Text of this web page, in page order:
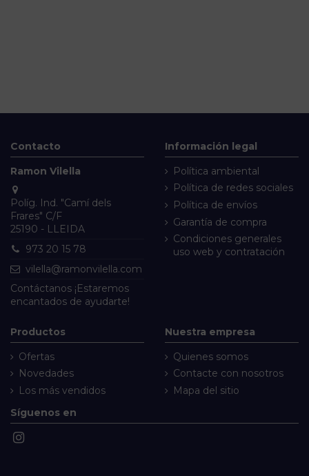
Contacto
Ramon Vilella
Políg. Ind. "Camí dels
Frares" C/F
25190 - LLEIDA
973 20 15 78
vilella@ramonvilella.com
Contáctanos ¡Estaremos
encantados de ayudarte!
Información legal
Política ambiental
Política de redes sociales
Política de envíos
Garantía de compra
Condiciones generales
uso web y contratación
Productos
Ofertas
Novedades
Los más vendidos
Nuestra empresa
Quienes somos
Contacte con nosotros
Mapa del sitio
Síguenos en